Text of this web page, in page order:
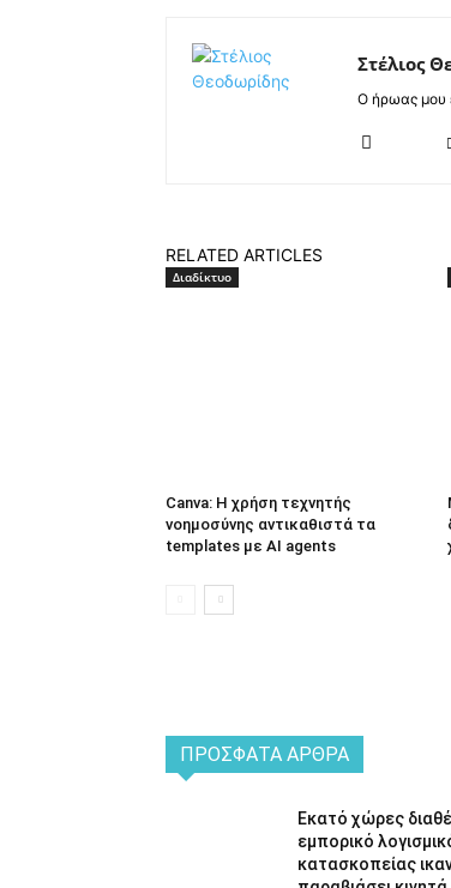
Στέλιος
Ο ήρωας μου
RELATED ARTICLES
Διαδίκτυο
Canva: Η χρήση τεχνητής
νοημοσύνης αντικαθιστά τα
templates με AI agents
ΠΡΌΣΦΑΤΑ ΆΡΘΡΑ
Εκατό χώρες
εμπορικό
κατασκοπείας